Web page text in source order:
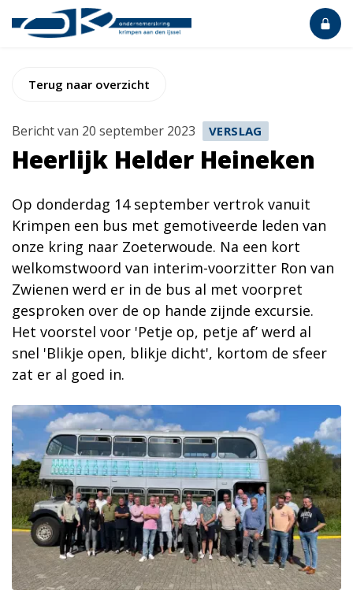
Terug naar overzicht
Bericht van 20 september 2023 VERSLAG
Heerlijk Helder Heineken
Op donderdag 14 september vertrok vanuit
Krimpen een bus met gemotiveerde leden van
onze kring naar Zoeterwoude. Na een kort
welkomstwoord van interim-voorzitter Ron van
Zwienen werd er in de bus al met voorpret
gesproken over de op hande zijnde excursie.
Het voorstel voor 'Petje op, petje af’ werd al
snel 'Blikje open, blikje dicht', kortom de sfeer
zat er al goed in.